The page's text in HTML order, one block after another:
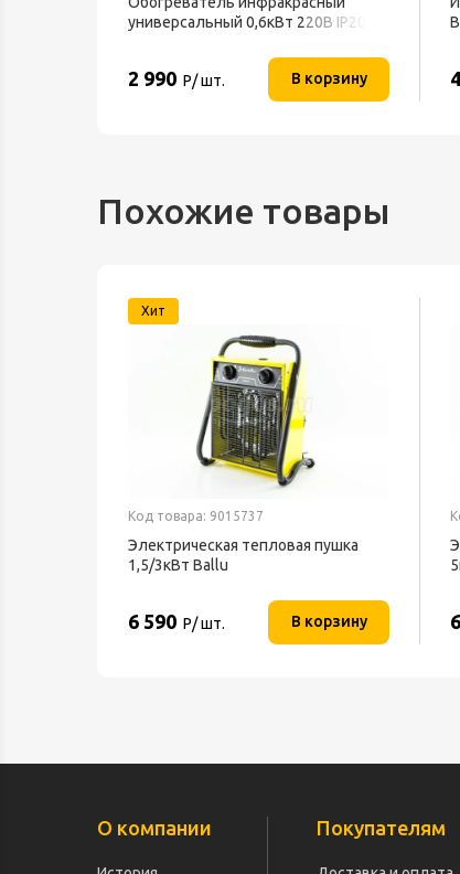
универсальный 0,6кВт 220В IP20
2 990 Р/ шт. В корзину
Похожие товары
Хит
Код товара: 9015737
Электрическая тепловая пушка
1,5/3кВт Ballu
6 590 Р/ шт. В корзину
О компании Покупателям